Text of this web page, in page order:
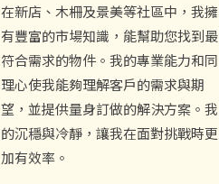
在新店、木柵及景美等社區中，我擁
有豐富的市場知識，能幫助您找到最
符合需求的物件。我的專業能力和同
理心使我能夠理解客戶的需求與期
望，並提供量身訂做的解決方案。我
的沉穩與冷靜，讓我在面對挑戰時更
加有效率。